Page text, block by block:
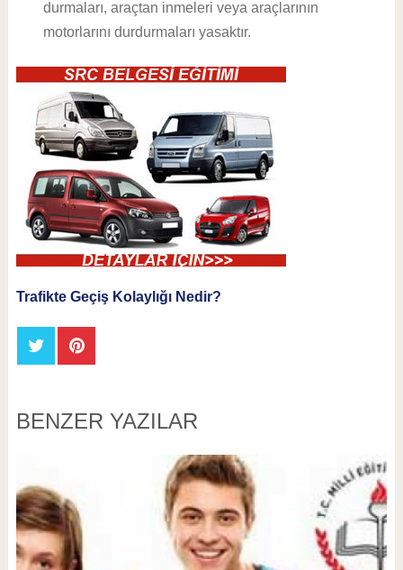
durmaları, araçtan inmeleri veya araçlarının
motorlarını durdurmaları yasaktır.
Trafikte Geçiş Kolaylığı Nedir?
BENZER YAZILAR